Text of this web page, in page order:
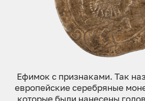
Ефим­ок с приз­на­ками. Так
ев­ро­пей­ские се­реб­ря­ные
ко­торые бы­ли на­несе­ны